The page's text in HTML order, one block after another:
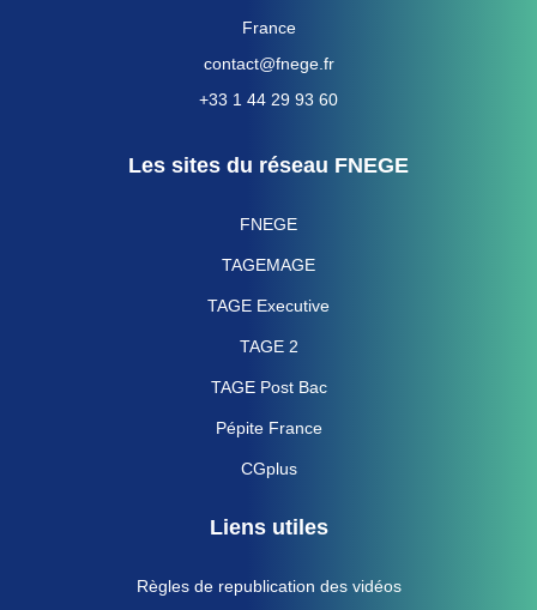
France
contact@fnege.fr
+33 1 44 29 93 60
Les sites du réseau FNEGE
FNEGE
TAGEMAGE
TAGE Executive
TAGE 2
TAGE Post Bac
Pépite France
CGplus
Liens utiles
Règles de republication des vidéos